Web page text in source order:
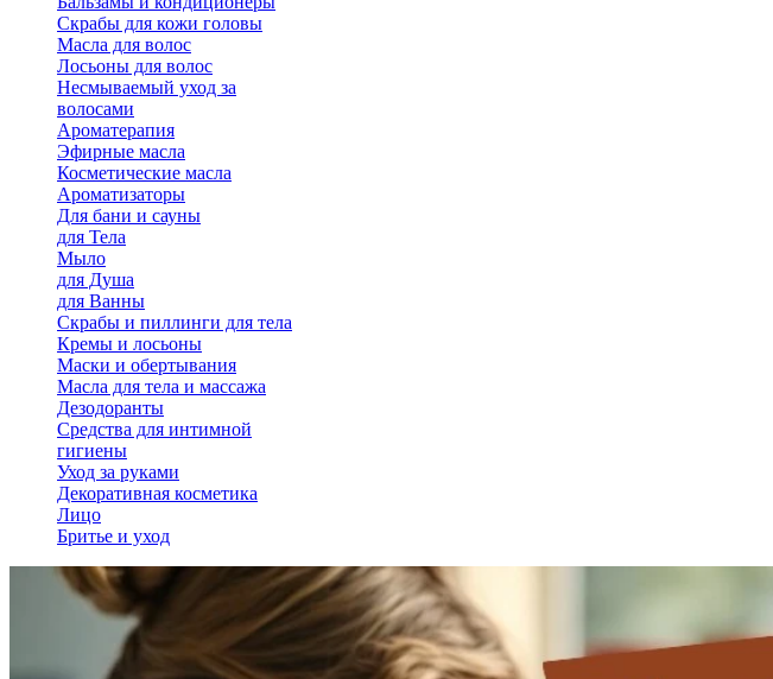
Скрабы для кожи головы
Масла для волос
Лосьоны для волос
Несмываемый уход за
волосами
Ароматерапия
Эфирные масла
Косметические масла
Ароматизаторы
Для бани и сауны
для Тела
Мыло
для Душа
для Ванны
Скрабы и пиллинги для тела
Кремы и лосьоны
Маски и обертывания
Масла для тела и массажа
Дезодоранты
Средства для интимной
гигиены
Уход за руками
Декоративная косметика
Лицо
Бритье и уход